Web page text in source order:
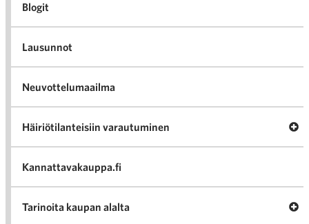
Blogit
Lausunnot
Neuvottelumaailma
Häiriötilanteisiin varautuminen
Kannattavakauppa.fi
Tarinoita kaupan alalta